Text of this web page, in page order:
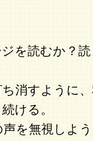
を読むか？
消すように
ける。
を無視しよ